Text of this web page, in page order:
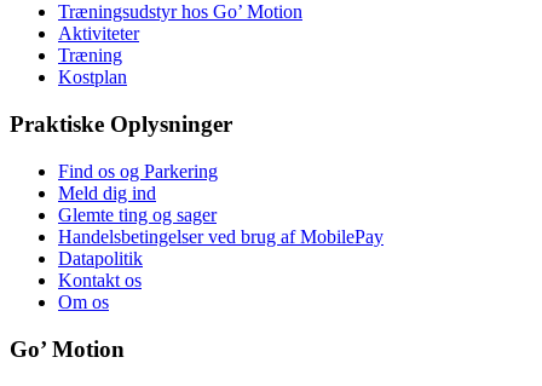
Træningsudstyr hos Go’ Motion
Aktiviteter
Træning
Kostplan
Praktiske Oplysninger
Find os og Parkering
Meld dig ind
Glemte ting og sager
Handelsbetingelser ved brug af MobilePay
Datapolitik
Kontakt os
Om os
Go’ Motion